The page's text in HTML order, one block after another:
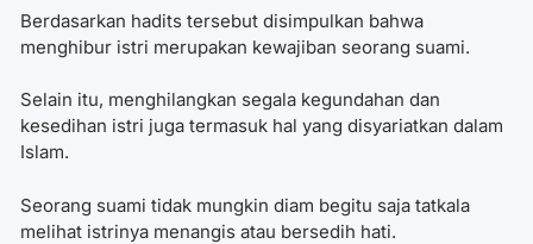
Berdasarkan hadits tersebut disimpulkan bahwa
menghibur istri merupakan kewajiban seorang suami.
Selain itu, menghilangkan segala kegundahan dan
kesedihan istri juga termasuk hal yang disyariatkan dalam
Islam.
Seorang suami tidak mungkin diam begitu saja tatkala
melihat istrinya menangis atau bersedih hati.